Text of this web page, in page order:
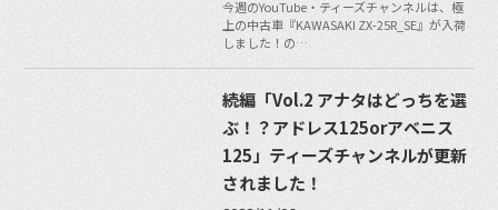
今週のYouTube・ティーズチャンネルは、極
上の中古車『KAWASAKI ZX-25R_SE』が入荷
しました！の…
続編「Vol.2 アナタはどっちを選
ぶ！？アドレス125orアベニス
125」ティーズチャンネルが更新
されました！